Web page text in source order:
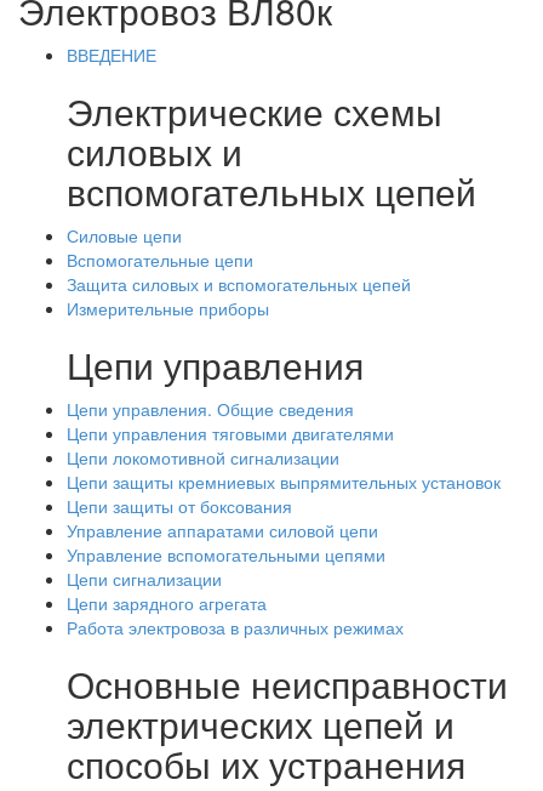
ВВЕДЕНИЕ
Электрические схемы
силовых и
вспомогательных цепей
Силовые цепи
Вспомогательные цепи
Защита силовых и вспомогательных цепей
Измерительные приборы
Цепи управления
Цепи управления. Общие сведения
Цепи управления тяговыми двигателями
Цепи локомотивной сигнализации
Цепи защиты кремниевых выпрямительных установок
Цепи защиты от боксования
Управление аппаратами силовой цепи
Управление вспомогательными цепями
Цепи сигнализации
Цепи зарядного агрегата
Работа электровоза в различных режимах
Основные неисправности
электрических цепей и
способы их устранения